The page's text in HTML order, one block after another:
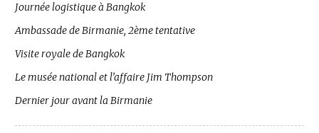
Journée logistique à Bangkok
Ambassade de Birmanie, 2ème tentative
Visite royale de Bangkok
Le musée national et l’affaire Jim Thompson
Dernier jour avant la Birmanie